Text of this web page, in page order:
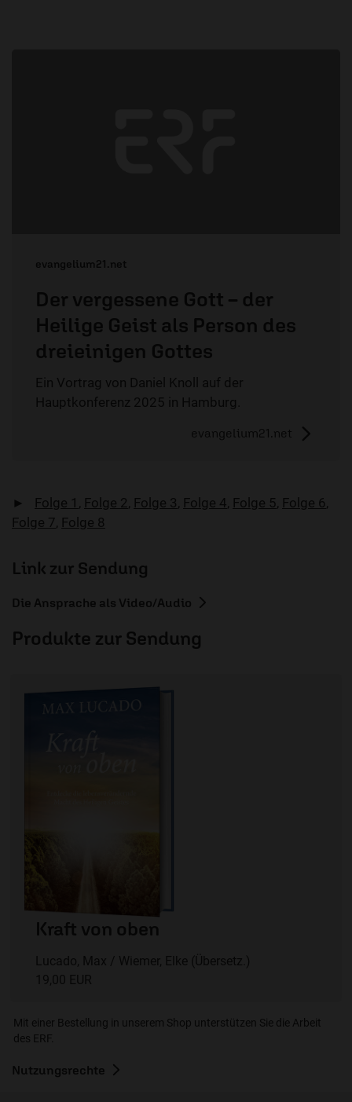
evangelium21.net
Der vergessene Gott – der
Heilige Geist als Person des
dreieinigen Gottes
Ein Vortrag von Daniel Knoll auf der
Hauptkonferenz 2025 in Hamburg.
evangelium21.net
► Folge 1 , Folge 2, Folge 3, Folge 4, Folge 5, Folge 6,
Folge 7, Folge 8
Link zur Sendung
Die Ansprache als Video/Audio
Produkte zur Sendung
Kraft von oben
Lucado, Max / Wiemer, Elke (Übersetz.)
19,00 EUR
Mit einer Bestellung in unserem Shop unterstützen Sie die Arbeit
des ERF.
Nutzungsrechte